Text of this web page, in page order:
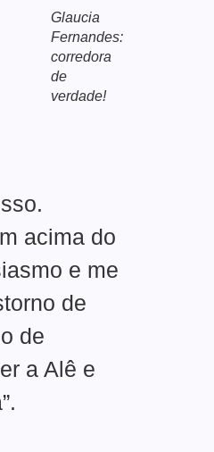
Glaucia
Fernandes:
corredora
de
verdade!
acima do
e me
de
de
a Alê e